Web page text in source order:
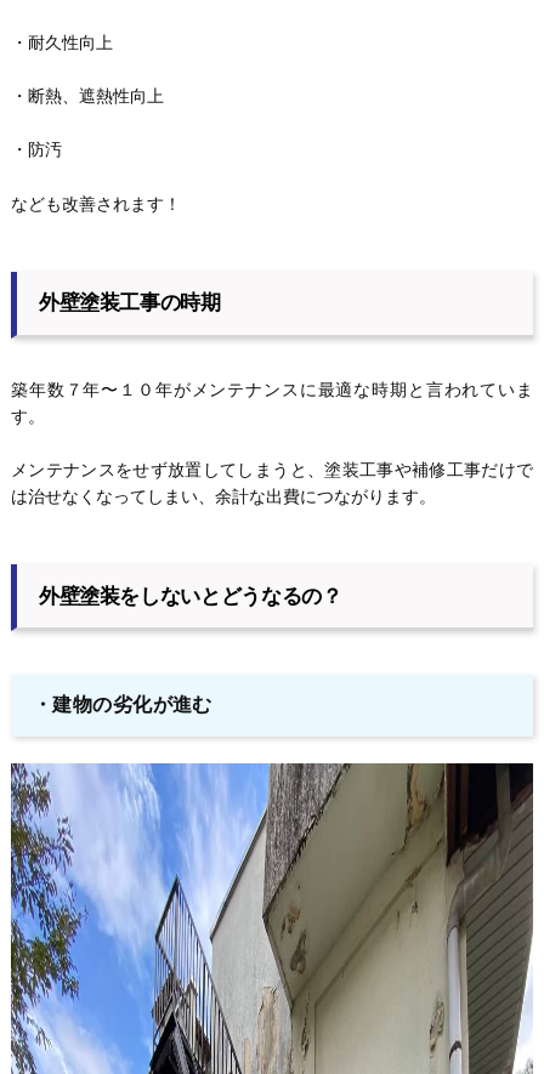
・耐久性向上
・断熱、遮熱性向上
・防汚
なども改善されます！
外壁塗装工事の時期
築年数７年〜１０年がメンテナンスに最適な時期と言われていま
す。
メンテナンスをせず放置してしまうと、塗装工事や補修工事だけで
は治せなくなってしまい、余計な出費につながります。
外壁塗装をしないとどうなるの？
・建物の劣化が進む